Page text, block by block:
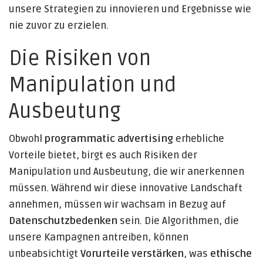
unsere Strategien zu innovieren und Ergebnisse wie
nie zuvor zu erzielen.
Die Risiken von
Manipulation und
Ausbeutung
Obwohl programmatic advertising erhebliche
Vorteile bietet, birgt es auch Risiken der
Manipulation und Ausbeutung, die wir anerkennen
müssen. Während wir diese innovative Landschaft
annehmen, müssen wir wachsam in Bezug auf
Datenschutzbedenken sein. Die Algorithmen, die
unsere Kampagnen antreiben, können
unbeabsichtigt Vorurteile verstärken, was ethische